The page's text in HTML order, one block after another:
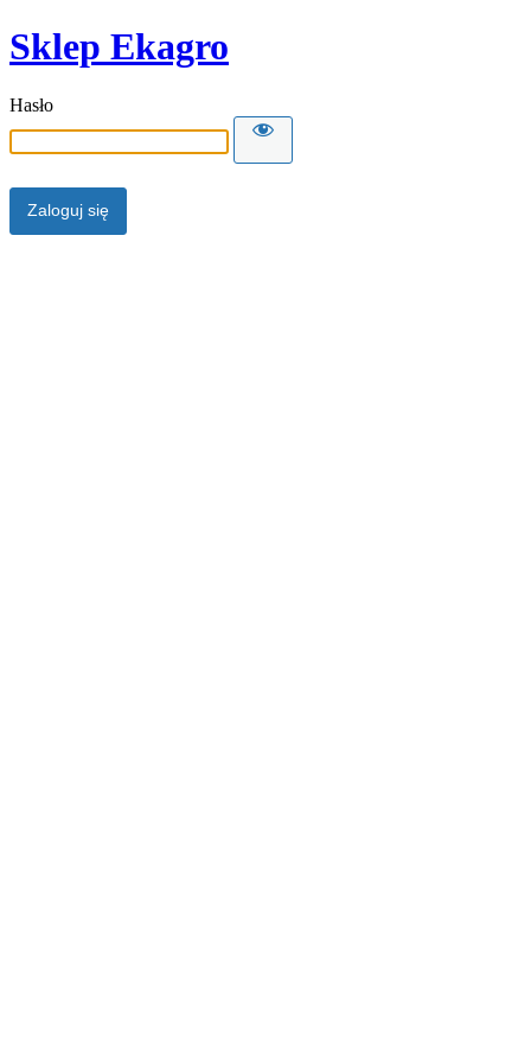
Sklep Ekagro
Hasło